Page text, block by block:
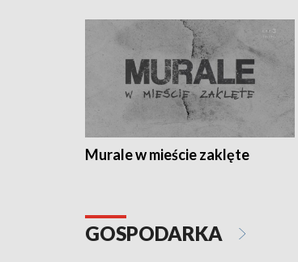
Murale w mieście zaklęte
GOSPODARKA